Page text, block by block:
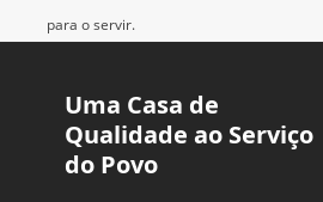
para o servir.
Uma Casa de
Qualidade ao Serviço
do Povo